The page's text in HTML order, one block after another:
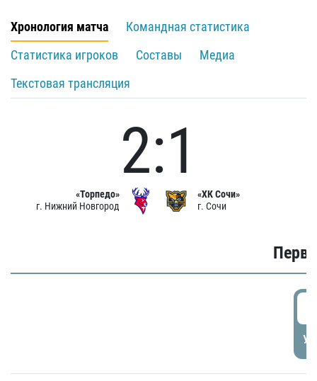
Хронология матча
Командная статистика
Статистика игроков
Составы
Медиа
Текстовая трансляция
«Торпедо»
г. Нижний Новгород
2:1
«ХК Сочи»
г. Сочи